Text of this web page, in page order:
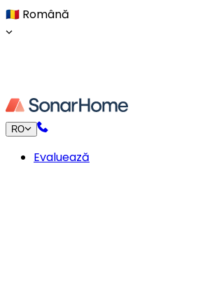
🇷🇴 Română
RO
Evaluează